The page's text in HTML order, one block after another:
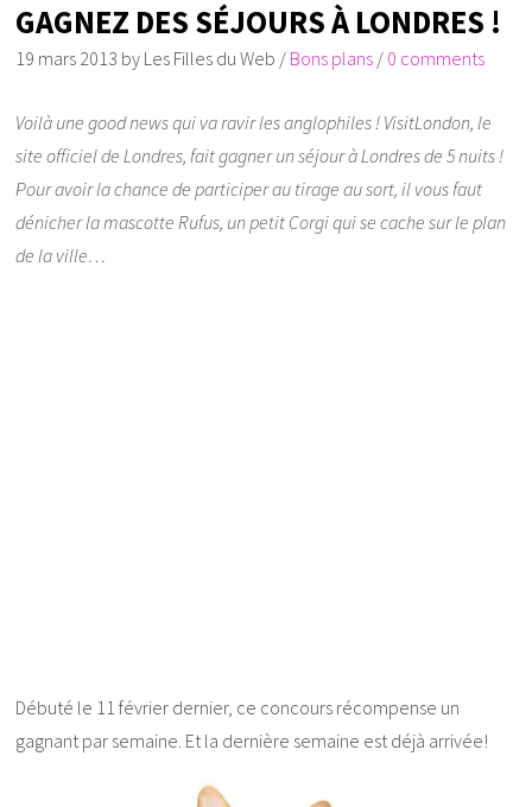
GAGNEZ DES SÉJOURS À LONDRES !
19 mars 2013 by Les Filles du Web / Bons plans / 0 comments
Voilà une good news qui va ravir les anglophiles ! VisitLondon, le
site officiel de Londres, fait gagner un séjour à Londres de 5 nuits !
Pour avoir la chance de participer au tirage au sort, il vous faut
dénicher la mascotte Rufus, un petit Corgi qui se cache sur le plan
de la ville…
Débuté le 11 février dernier, ce concours récompense un
gagnant par semaine. Et la dernière semaine est déjà arrivée!